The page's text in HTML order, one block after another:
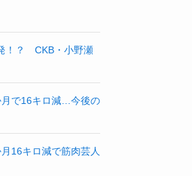
！？ CKB・小野瀬
月で16キロ減…今後の
16キロ減で筋肉芸人